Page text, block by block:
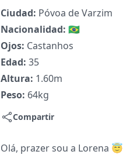
Ciudad: Póvoa de Varzim
Nacionalidad: 🇧🇷
Ojos: Castanhos
Edad: 35
Altura: 1.60m
Peso: 64kg
Compartir
Olá, prazer sou a Lorena 😇